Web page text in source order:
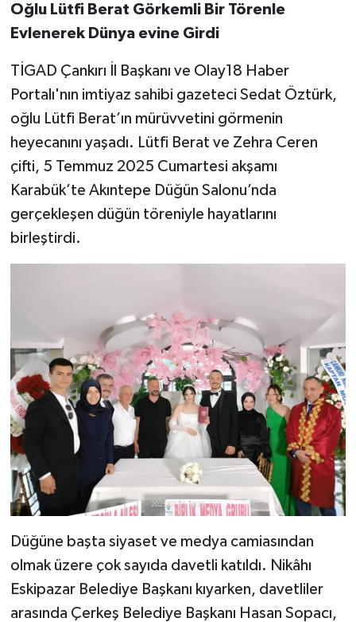
Oğlu Lütfi Berat Görkemli Bir Törenle
Evlenerek Dünya evine Girdi
TİGAD Çankırı İl Başkanı ve Olay18 Haber
Portalı'nın imtiyaz sahibi gazeteci Sedat Öztürk,
oğlu Lütfi Berat’ın mürüvvetini görmenin
heyecanını yaşadı. Lütfi Berat ve Zehra Ceren
çifti, 5 Temmuz 2025 Cumartesi akşamı
Karabük’te Akıntepe Düğün Salonu’nda
gerçekleşen düğün töreniyle hayatlarını
birleştirdi.
Düğüne başta siyaset ve medya camiasından
olmak üzere çok sayıda davetli katıldı. Nikâhı
Eskipazar Belediye Başkanı kıyarken, davetliler
arasında Çerkeş Belediye Başkanı Hasan Sopacı,